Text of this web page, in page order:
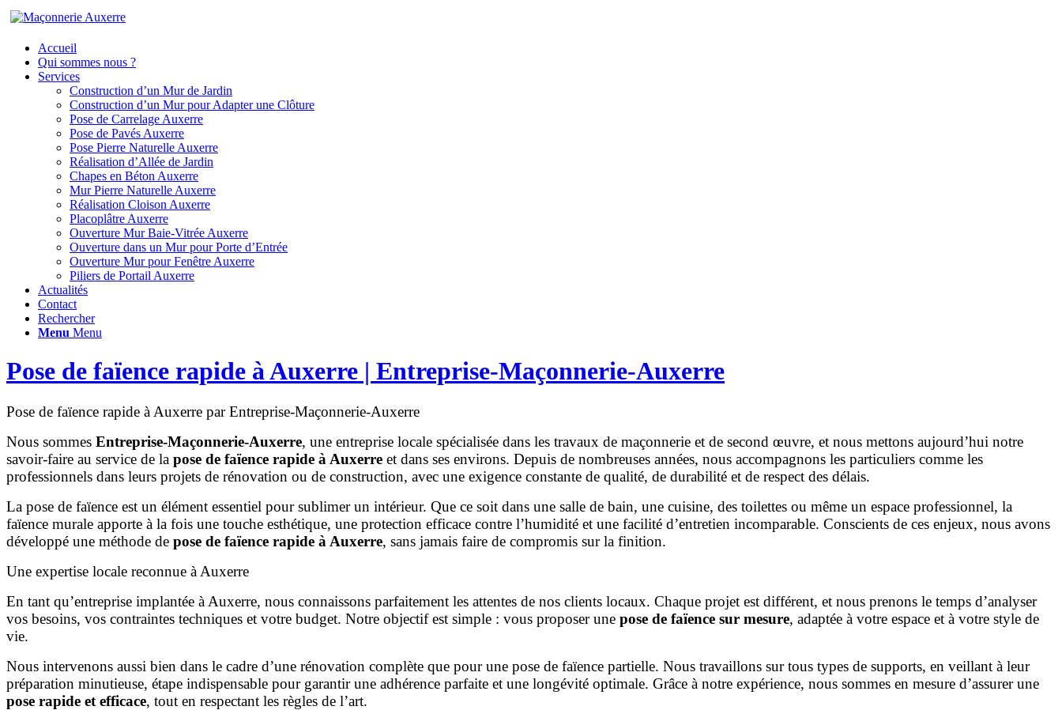
Accueil
Qui sommes nous ?
Services
Construction d’un Mur de Jardin
Construction d’un Mur pour Adapter une Clôture
Pose de Carrelage Auxerre
Pose de Pavés Auxerre
Pose Pierre Naturelle Auxerre
Réalisation d’Allée de Jardin
Chapes en Béton Auxerre
Mur Pierre Naturelle Auxerre
Réalisation Cloison Auxerre
Placoplâtre Auxerre
Ouverture Mur Baie-Vitrée Auxerre
Ouverture dans un Mur pour Porte d’Entrée
Ouverture Mur pour Fenêtre Auxerre
Piliers de Portail Auxerre
Actualités
Contact
Rechercher
Menu Menu
Pose de faïence rapide à Auxerre | Entreprise-Maçonnerie-Auxerre
Pose de faïence rapide à Auxerre par Entreprise-Maçonnerie-Auxerre
Nous sommes Entreprise-Maçonnerie-Auxerre, une entreprise locale spécialisée dans les travaux de maçonnerie et de second œuvre, et nous mettons aujourd’hui notre
savoir-faire au service de la pose de faïence rapide à Auxerre et dans ses environs. Depuis de nombreuses années, nous accompagnons les particuliers comme les
professionnels dans leurs projets de rénovation ou de construction, avec une exigence constante de qualité, de durabilité et de respect des délais.
La pose de faïence est un élément essentiel pour sublimer un intérieur. Que ce soit dans une salle de bain, une cuisine, des toilettes ou même un espace professionnel, la
faïence murale apporte à la fois une touche esthétique, une protection efficace contre l’humidité et une facilité d’entretien incomparable. Conscients de ces enjeux, nous avons
développé une méthode de pose de faïence rapide à Auxerre, sans jamais faire de compromis sur la finition.
Une expertise locale reconnue à Auxerre
En tant qu’entreprise implantée à Auxerre, nous connaissons parfaitement les attentes de nos clients locaux. Chaque projet est différent, et nous prenons le temps d’analyser
vos besoins, vos contraintes techniques et votre budget. Notre objectif est simple : vous proposer une pose de faïence sur mesure, adaptée à votre espace et à votre style de
vie.
Nous intervenons aussi bien dans le cadre d’une rénovation complète que pour une pose de faïence partielle. Nous travaillons sur tous types de supports, en veillant à leur
préparation minutieuse, étape indispensable pour garantir une adhérence parfaite et une longévité optimale. Grâce à notre expérience, nous sommes en mesure d’assurer une
pose rapide et efficace, tout en respectant les règles de l’art.